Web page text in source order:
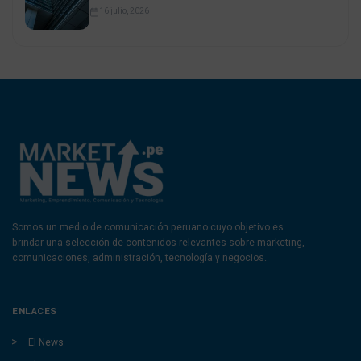
16 julio, 2026
Somos un medio de comunicación peruano cuyo objetivo es
brindar una selección de contenidos relevantes sobre marketing,
comunicaciones, administración, tecnología y negocios.
ENLACES
El News